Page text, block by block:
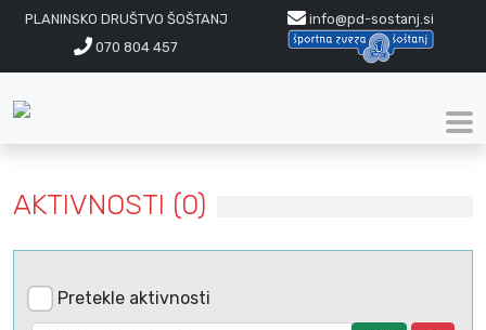
PLANINSKO DRUŠTVO ŠOŠTANJ
info@pd-sostanj.si
070 804 457
AKTIVNOSTI (0)
Pretekle aktivnosti